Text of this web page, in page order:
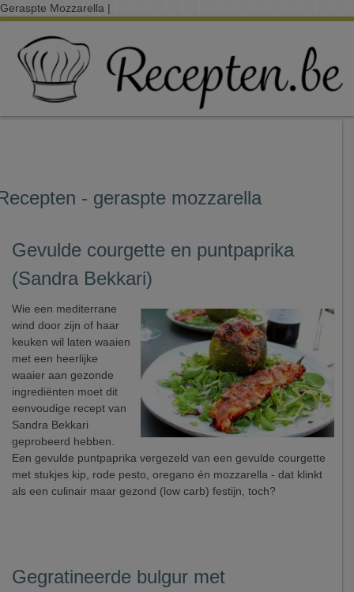
Geraspte Mozzarella |
- geraspte mozzarella
Gevulde courgette en puntpaprika
(Sandra Bekkari)
Wie een mediterrane
wind door zijn of haar
keuken wil laten waaien
met een heerlijke
waaier aan gezonde
ingrediënten moet dit
eenvoudige recept van
Sandra Bekkari
geprobeerd hebben.
Een gevulde puntpaprika vergezeld van een gevulde courgette
met stukjes kip, rode pesto, oregano én mozzarella - dat klinkt
als een culinair maar gezond (low carb) festijn, toch?
Gegratineerde bulgur met